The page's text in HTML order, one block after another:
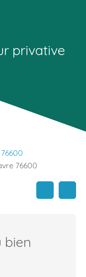
privative
76600
bien